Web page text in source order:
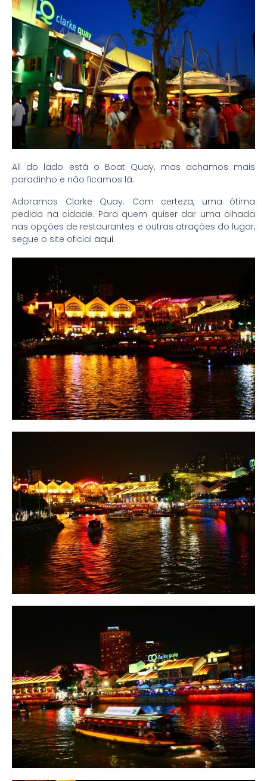
Ali do lado está o Boat Quay, mas achamos mais
paradinho e não ficamos lá.
Adoramos Clarke Quay. Com certeza, uma ótima
pedida na cidade. Para quem quiser dar uma olhada
nas opções de restaurantes e outras atrações do lugar,
segue o site oficial aqui.